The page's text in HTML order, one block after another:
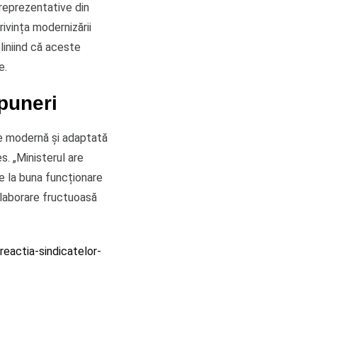
din
modernizării
că aceste
modernă și adaptată
„Ministerul are
la buna funcționare
fructuoasă
sindicatelor-